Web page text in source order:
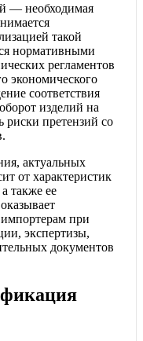
— необходимая
такой
нормативными
регламентов
экономического
соответствия
изделий на
претензий со
актуальных
от характеристик
также ее
при
экспертизы,
документов